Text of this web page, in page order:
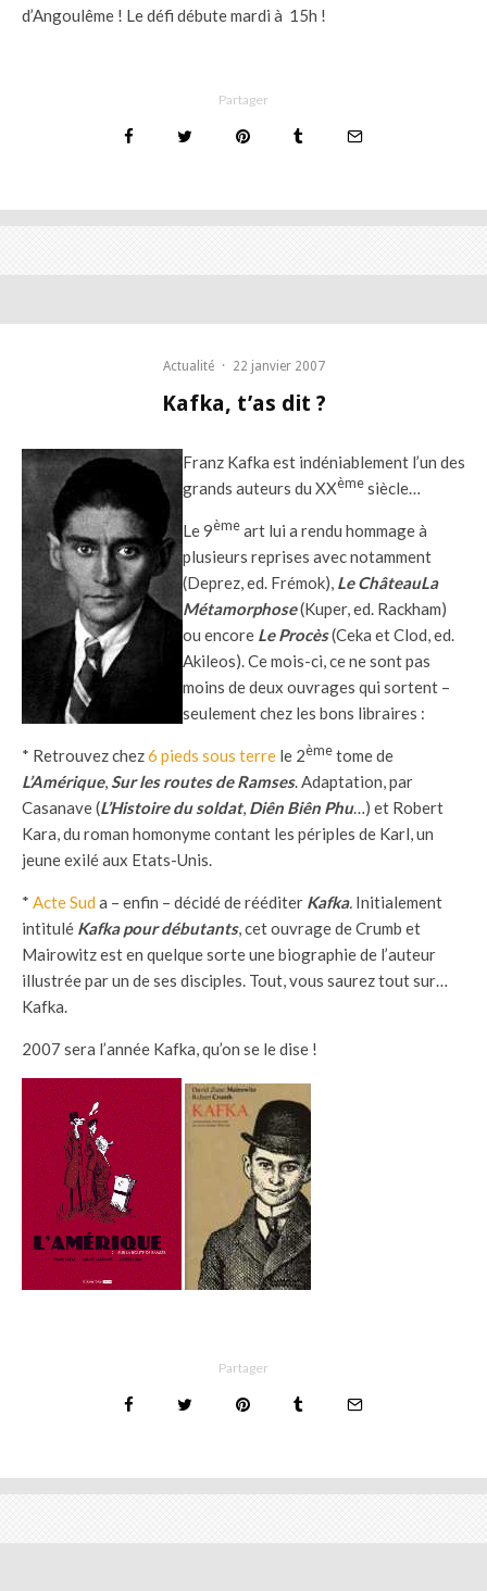
d’Angoulême ! Le défi débute mardi à 15h !
Partager
Actualité · 22 janvier 2007
Kafka, t’as dit ?
Franz Kafka est indéniablement l’un des
grands auteurs du XXème siècle…
Le 9ème art lui a rendu hommage à
plusieurs reprises avec notamment
(Deprez, ed. Frémok), Le ChâteauLa
Métamorphose(Kuper, ed. Rackham)
ou encore Le Procès(Ceka et Clod, ed.
Akileos). Ce mois-ci, ce ne sont pas
moins de deux ouvrages qui sortent –
seulement chez les bons libraires :
* Retrouvez chez6 pieds sous terre le 2ème tome de
L’Amérique,Sur les routes de Ramses. Adaptation, par
Casanave (L’Histoire du soldat, Diên Biên Phu…) et Robert
Kara, du roman homonyme contant les périples de Karl, un
jeune exilé aux Etats-Unis.
* Acte Sud a – enfin – décidé de rééditer Kafka. Initialement
intitulé Kafka pour débutants, cet ouvrage de Crumb et
Mairowitz est en quelque sorte une biographie de l’auteur
illustrée par un de ses disciples. Tout, vous saurez tout sur…
Kafka.
2007 sera l’année Kafka, qu’on se le dise !
Partager